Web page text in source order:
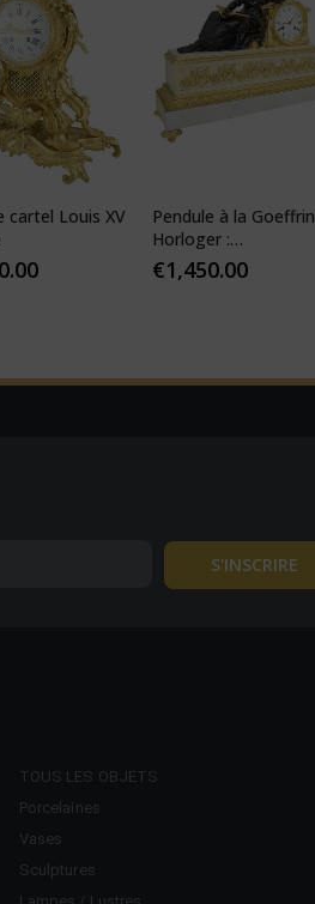
cartel Louis XV
Pendule à la Goeffrin
Horloger :
Desfontaines 1850
€1,450.00
TOUS LES OBJETS
Porcelaines
Vases
Sculptures